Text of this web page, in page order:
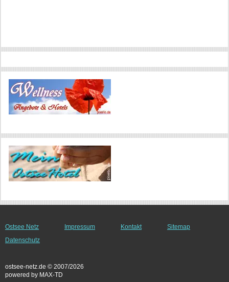
Ostsee Netz Impressum Kontakt
Sitemap
Datenschutz
ostsee-netz.de © 2007/2026
powered by MAX-TD